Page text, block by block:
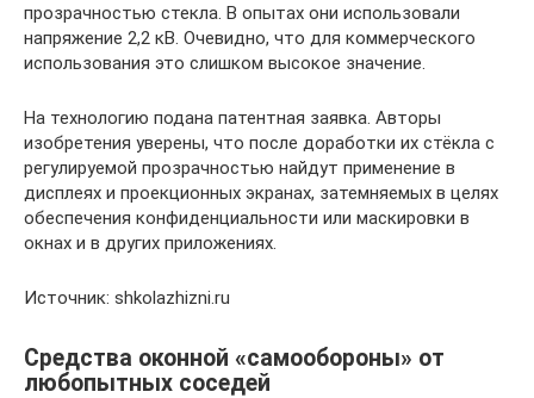
прозрачностью стекла. В опытах они использовали
напряжение 2,2 кВ. Очевидно, что для коммерческого
использования это слишком высокое значение.
На технологию подана патентная заявка. Авторы
изобретения уверены, что после доработки их стёкла с
регулируемой прозрачностью найдут применение в
дисплеях и проекционных экранах, затемняемых в целях
обеспечения конфиденциальности или маскировки в
окнах и в других приложениях.
Источник: shkolazhizni.ru
Средства оконной «самообороны» от
любопытных соседей